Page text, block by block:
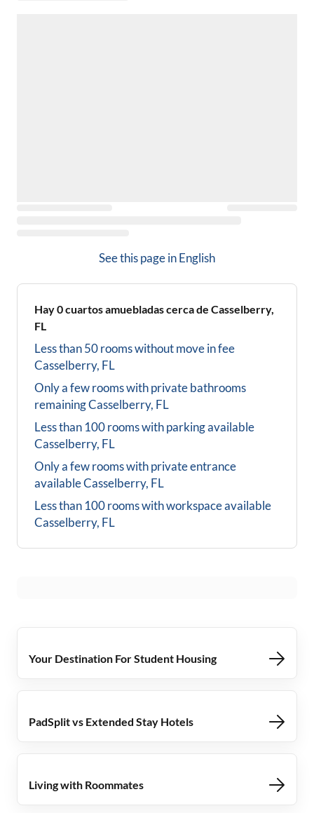
See this page inEnglish
Hay0cuartos amuebladas cerca de Casselberry,
FL
Less than 50 rooms without move in fee
Casselberry, FL
Only a few rooms with private bathrooms
remainingCasselberry, FL
Less than 100 rooms with parking available
Casselberry, FL
Only a few rooms with private entrance
availableCasselberry, FL
Less than 100 rooms with workspace available
Casselberry, FL
Your Destination For Student Housing
PadSplit vs Extended Stay Hotels
Living with Roommates